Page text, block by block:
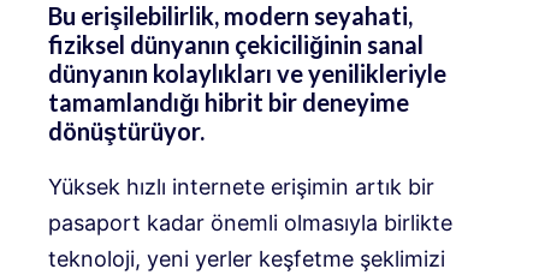
Bu erişilebilirlik, modern seyahati,
fiziksel dünyanın çekiciliğinin sanal
dünyanın kolaylıkları ve yenilikleriyle
tamamlandığı hibrit bir deneyime
dönüştürüyor.
Yüksek hızlı internete erişimin artık bir
pasaport kadar önemli olmasıyla birlikte
teknoloji, yeni yerler keşfetme şeklimizi